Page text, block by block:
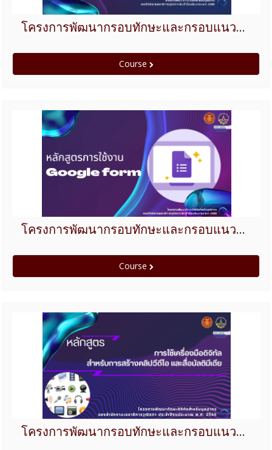
โครงการพัฒนากรอบทักษะและกรอบแนวคิดของบุคลากร ประจำปี 2566 หลักสูตรการใช้งาน Microsoft Office
Course
โครงการพัฒนากรอบทักษะและกรอบแนวคิดของบุคลากร ประจำปี 2566 หลักสูตรการใช้งาน Google form
Course
โครงการพัฒนากรอบทักษะและกรอบแนวคิดของบุคลากร ประจำปี 2566 หลักสูตร การใช้เครื่องมือดิจิทัลสำหรับการสร้างคลิปวีดีโอ และสื่อมัลติมีเดีย